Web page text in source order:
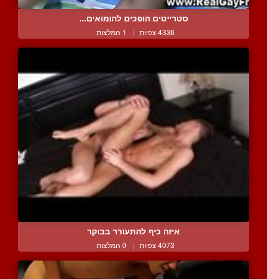
סטרייטים הופכים להומואים...
4336 צפיות | 1 המלצות
איזה כיף להתעורר בבוקר
4073 צפיות | 0 המלצות